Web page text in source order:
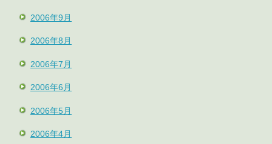
2006年9月
2006年8月
2006年7月
2006年6月
2006年5月
2006年4月